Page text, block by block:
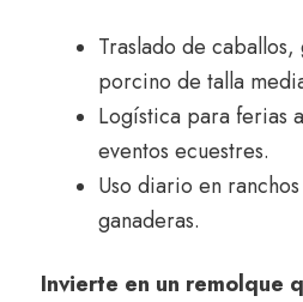
Traslado de caballos,
porcino de talla
Logística para ferias
eventos ecuestres.
Uso diario en
ganaderas.
Invierte en un remolque